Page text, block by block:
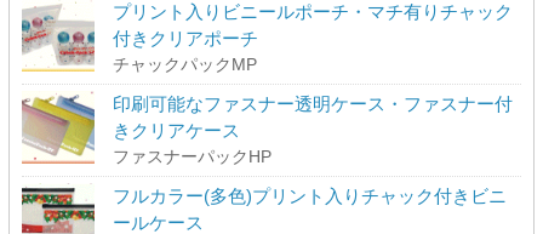
プリント入りビニールポーチ・マチ有りチャック
付きクリアポーチ
チャックパックMP
印刷可能なファスナー透明ケース・ファスナー付
きクリアケース
ファスナーパックHP
フルカラー(多色)プリント入りチャック付きビニ
ールケース